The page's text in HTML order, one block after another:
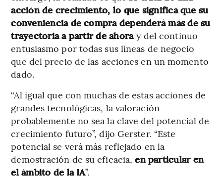
acción de crecimiento, lo que significa que su
conveniencia de compra dependerá más de su
trayectoria a partir de ahora y del continuo
entusiasmo por todas sus líneas de negocio
que del precio de las acciones en un momento
dado.
“Al igual que con muchas de estas acciones de
grandes tecnológicas, la valoración
probablemente no sea la clave del potencial de
crecimiento futuro”, dijo Gerster. “Este
potencial se verá más reflejado en la
demostración de su eficacia,en particular en
el ámbito de la IA”.